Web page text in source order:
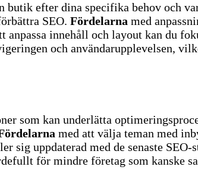
efter dina specifika behov och
SEO. Fördelarna med
anpassa innehåll och layout kan du
och användarupplevelsen,
som kan underlätta
med att välja teman med
uppdaterad med de senaste SEO-
för mindre företag som kanske